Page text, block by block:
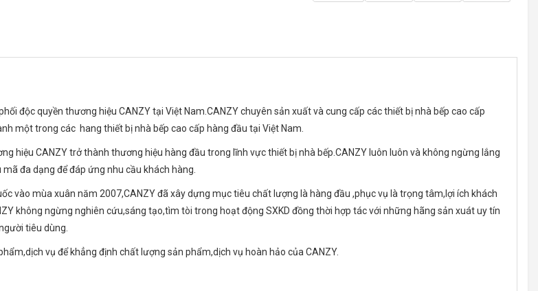
độc quyền thương hiệu CANZY tại Việt Nam.CANZY chuyên sản xuất và cung cấp các thiết bị nhà bếp cao cấp
một trong các hang thiết bị nhà bếp cao cấp hàng đầu tại Việt Nam.
hiệu CANZY trở thành thương hiệu hàng đầu trong lĩnh vực thiết bị nhà bếp.CANZY luôn luôn và không ngừng lắng
đa dạng để đáp ứng nhu cầu khách hàng.
vào mùa xuân năm 2007,CANZY đã xây dựng mục tiêu chất lượng là hàng đầu ,phục vụ là trọng tâm,lợi ích khách
không ngừng nghiên cứu,sáng tạo,tìm tòi trong hoạt động SXKD đồng thời hợp tác với những hãng sản xuát uy tín
tiêu dùng.
vụ để khẳng định chất lượng sản phẩm,dịch vụ hoàn hảo của CANZY.